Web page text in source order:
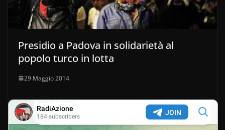
Presidio a Padova in solidarietà al
popolo turco in lotta
29 Maggio 2014